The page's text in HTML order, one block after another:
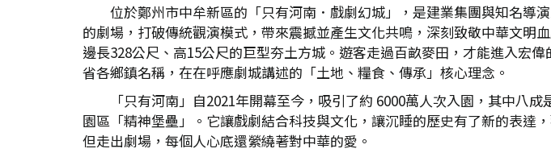
位於鄭州市中牟新區的「只有河南．戲劇幻城」，是建業集團與知名導
的劇場，打破傳統觀演模式，帶來震撼並產生文化共鳴，深刻致敬中華文
邊長328公尺、高15公尺的巨型夯土方城。遊客走過百畝麥田，才能進入宏
省各鄉鎮名稱，在在呼應劇城講述的「土地、糧食、傳承」核心理念。
「只有河南」自2021年開幕至今，吸引了約 6000萬人次入園，其中八
園區「精神堡壘」。它讓戲劇結合科技與文化，讓沉睡的歷史有了新的表達
但走出劇場，每個人心底還縈繞著對中華的愛。